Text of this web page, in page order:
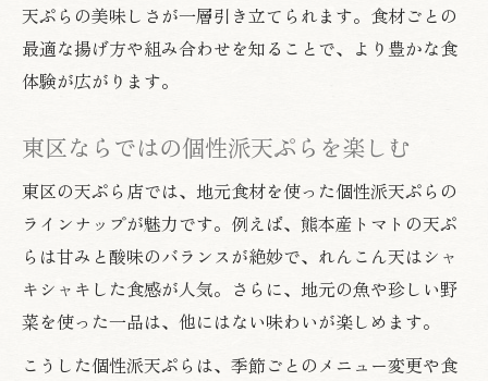
天ぷらの美味しさが一層引き立てられます。食材ごとの
最適な揚げ方や組み合わせを知ることで、より豊かな食
体験が広がります。
東区ならではの個性派天ぷらを楽しむ
東区の天ぷら店では、地元食材を使った個性派天ぷらの
ラインナップが魅力です。例えば、熊本産トマトの天ぷ
らは甘みと酸味のバランスが絶妙で、れんこん天はシャ
キシャキした食感が人気。さらに、地元の魚や珍しい野
菜を使った一品は、他にはない味わいが楽しめます。
こうした個性派天ぷらは、季節ごとのメニュー変更や食